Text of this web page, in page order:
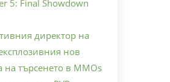
5: Final Showdown
директор на
нов
на търсенето в MMOs